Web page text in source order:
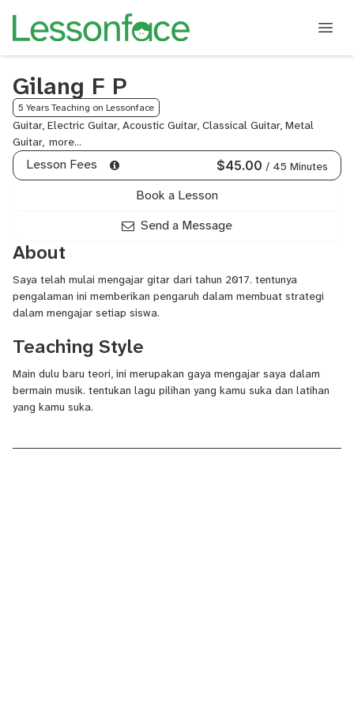
Gilang F P
5 Years Teaching on Lessonface
Guitar, Electric Guitar, Acoustic Guitar, Classical Guitar, Metal
Guitar, Fingerstyle
Guitar,
Lesson Fees $45.00 / 45 Minutes
Book a Lesson
Send a Message
About
Saya telah mulai mengajar gitar dari tahun 2017. tentunya
pengalaman ini memberikan pengaruh dalam membuat strategi
dalam mengajar setiap siswa.
Teaching Style
Main dulu baru teori, ini merupakan gaya mengajar saya dalam
bermain musik. tentukan lagu pilihan yang kamu suka dan latihan
yang kamu suka.